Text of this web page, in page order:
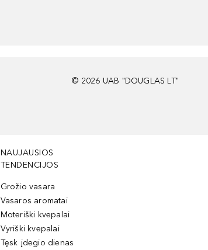
© 2026 UAB "DOUGLAS LT"
NAUJAUSIOS
TENDENCIJOS
Grožio vasara
Vasaros aromatai
Moteriški kvepalai
Vyriški kvepalai
Tęsk įdegio dienas